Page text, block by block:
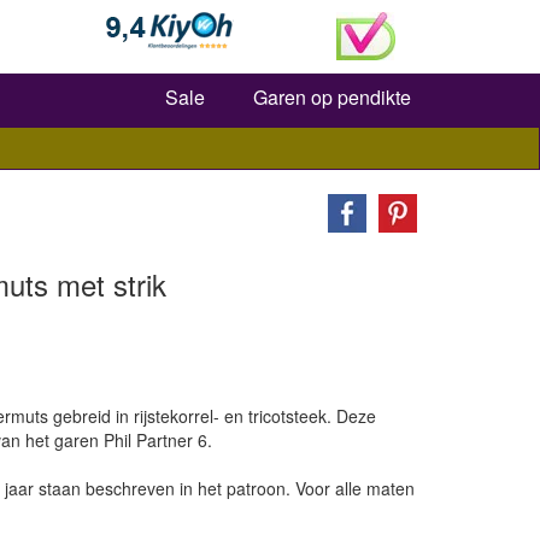
Zoeken
Sale Garen op pendikte
met strik
gebreid in rijstekorrel- en tricotsteek. Deze
het garen Phil Partner 6.
staan beschreven in het patroon. Voor alle maten